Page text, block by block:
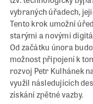
vybraných úřadech,
Tento krok umožní
starými a novými
Od začátku února
možnost připojení k
rozvoj Petr Kulhánek
využil následujících
získání zpětné vazby.